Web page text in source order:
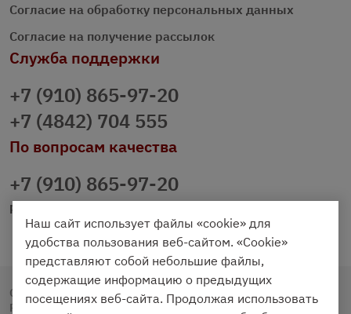
Согласие на обработку персональных данных
Согласие на получение рассылок
Служба поддержки
+7 (910) 865-97-20
+7 (4842) 704 555
По вопросам качества
+7 (910) 865-97-20
prazdnichniy40@palmi.ru
Copyright © 2020 - 2026. Праздничный Стол.
Разработка и продвижение - Vegas Studio
Наш сайт использует файлы «cookie» для
удобства пользования веб-сайтом. «Cookie»
представляют собой небольшие файлы,
содержащие информацию о предыдущих
посещениях веб-сайта. Продолжая использовать